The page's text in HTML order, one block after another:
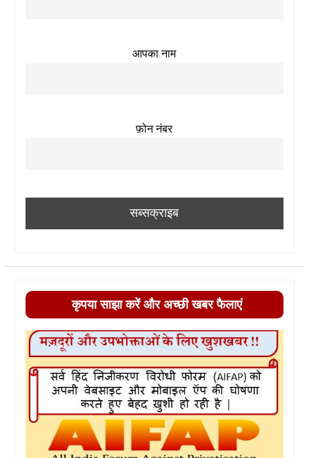
आपका नाम
फ़ोन नंबर
कृपया साझा करें और अच्छी खबर फैलाएं